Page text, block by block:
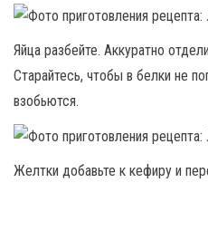
Яйца разбейте. Аккуратно
Старайтесь, чтобы в белки не
взобьются.
Желтки добавьте к кефиру и